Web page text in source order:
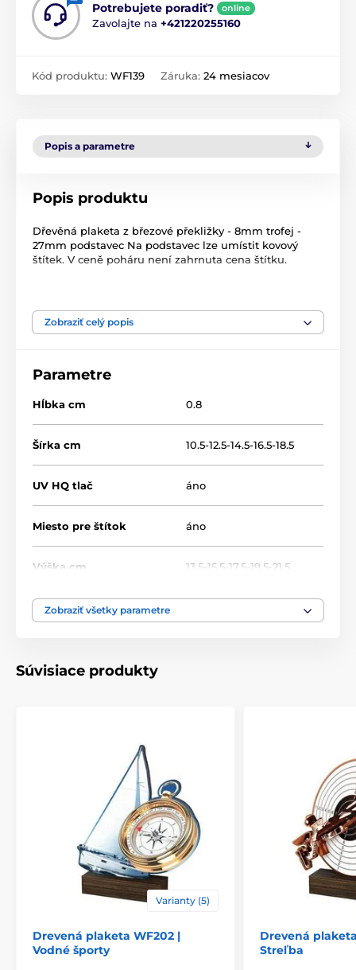
Potrebujete poradiť? online
Zavolajte na +421220255160
Kód produktu: WF139 Záruka: 24 mesiacov
Popis a parametre
Popis produktu
Dřevěná plaketa z březové překližky - 8mm trofej -
27mm podstavec Na podstavec lze umístit kovový
štítek. V ceně poháru není zahrnuta cena štítku.
Drevené trofeje WF002
Zobraziť celý popis
Parametre
Hĺbka cm 0.8
Šírka cm 10.5-12.5-14.5-16.5-18.5
UV HQ tlač áno
Miesto pre štítok áno
Výška cm 13.5-15.5-17.5-19.5-21.5
Motív
Zobraziť všetky parametre
Súvisiace produkty
Varianty (5)
Drevená plaketa WF202 |
Vodné športy
Drevená
Streľba